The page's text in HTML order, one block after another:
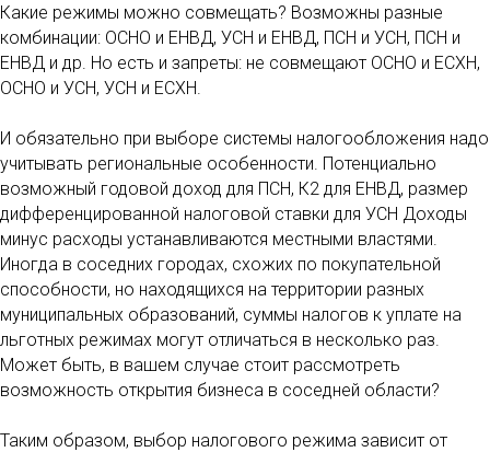
Какие режимы можно совмещать? Возможны разные
комбинации: ОСНО и ЕНВД, УСН и ЕНВД, ПСН и УСН, ПСН и
ЕНВД и др. Но есть и запреты: не совмещают ОСНО и ЕСХН,
ОСНО и УСН, УСН и ЕСХН.
И обязательно при выборе системы налогообложения надо
учитывать региональные особенности. Потенциально
возможный годовой доход для ПСН, К2 для ЕНВД, размер
дифференцированной налоговой ставки для УСН Доходы
минус расходы устанавливаются местными властями.
Иногда в соседних городах, схожих по покупательной
способности, но находящихся на территории разных
муниципальных образований, суммы налогов к уплате на
льготных режимах могут отличаться в несколько раз.
Может быть, в вашем случае стоит рассмотреть
возможность открытия бизнеса в соседней области?
Таким образом, выбор налогового режима зависит от